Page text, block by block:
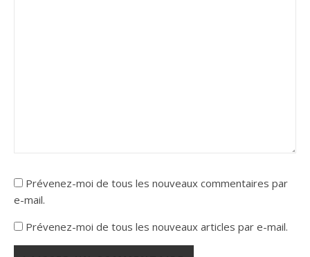
Prévenez-moi de tous les nouveaux commentaires par
e-mail.
Prévenez-moi de tous les nouveaux articles par e-mail.